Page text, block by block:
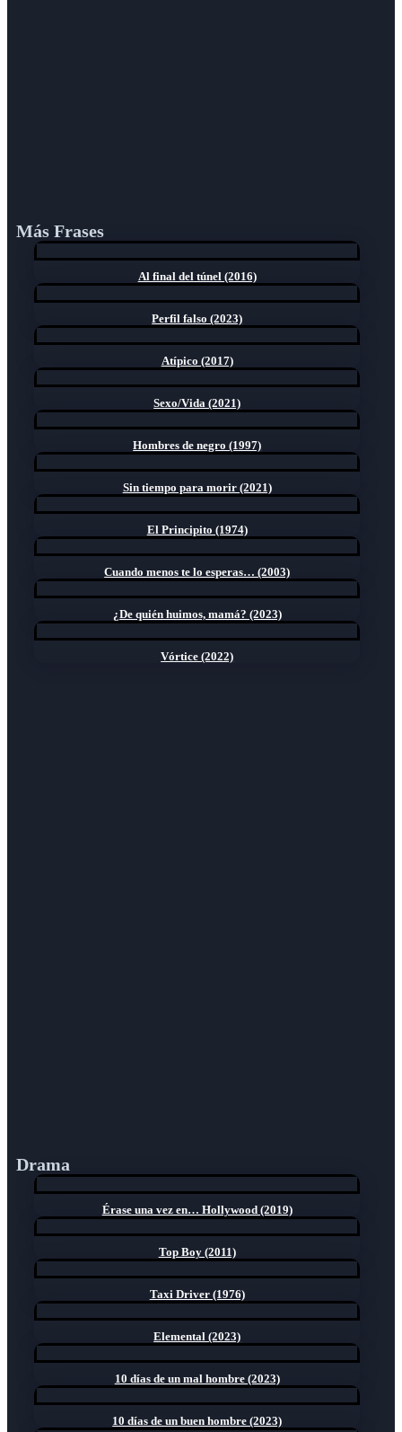
Más Frases
Al final del túnel (2016)
Perfil falso (2023)
Atípico (2017)
Sexo/Vida (2021)
Hombres de negro (1997)
Sin tiempo para morir (2021)
El Principito (1974)
Cuando menos te lo esperas… (2003)
¿De quién huimos, mamá? (2023)
Vórtice (2022)
Drama
Érase una vez en… Hollywood (2019)
Top Boy (2011)
Taxi Driver (1976)
Elemental (2023)
10 días de un mal hombre (2023)
10 días de un buen hombre (2023)